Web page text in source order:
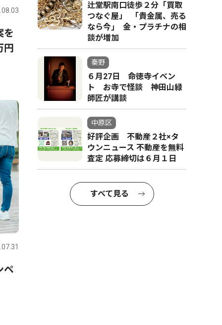
を
円
ペ
辻堂駅南口徒歩２分「買取
つなぐ屋」 ｢貴金属、売る
なら今｣ 金・プラチナの相
談が増加
秦野
６月27日 命徳寺イベン
ト お寺で怪談 神田山緑
師匠が講談
中原区
好評企画 不動産２社×タ
ウンニュース 不動産を無料
査定 応募締切は６月１日
すべて見る